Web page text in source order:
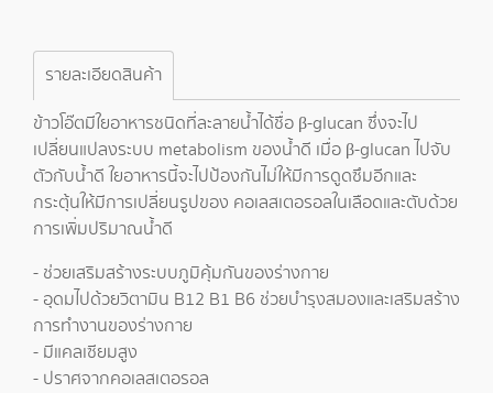
รายละเอียดสินค้า
ข้าวโอ๊ตมีใยอาหารชนิดที่ละลายน้ำได้ชื่อ β-glucan ซึ่งจะไป
เปลี่ยนแปลงระบบ metabolism ของน้ำดี เมื่อ β-glucan ไปจับ
ตัวกับน้ำดี ใยอาหารนี้จะไปป้องกันไม่ให้มีการดูดซึมอีกและ
กระตุ้นให้มีการเปลี่ยนรูปของ คอเลสเตอรอลในเลือดและตับด้วย
การเพิ่มปริมาณน้ำดี
- ช่วยเสริมสร้างระบบภูมิคุ้มกันของร่างกาย
- อุดมไปด้วยวิตามิน B12 B1 B6 ช่วยบำรุงสมองและเสริมสร้าง
การทำงานของร่างกาย
- มีแคลเซียมสูง
- ปราศจากคอเลสเตอรอล